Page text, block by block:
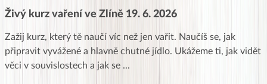
Živý kurz vaření ve Zlíně 19. 6. 2026
Zažij kurz, který tě naučí víc než jen vařit. Naučíš se, jak
připravit vyvážené a hlavně chutné jídlo. Ukážeme ti, jak vidět
věci v souvislostech a jak se ...